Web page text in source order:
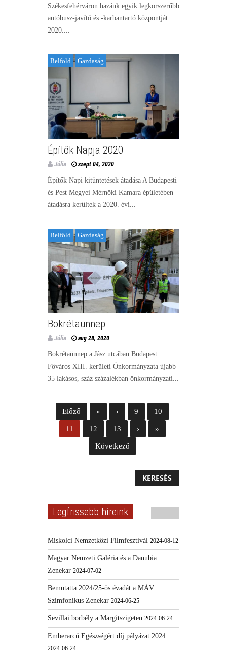
Székesfehérváron hazánk egyik legkorszerűbb
autóbusz-javító és -karbantartó központját
2020....
Belföld Gazdaság
Építők Napja 2020
Júlia szept 04, 2020
Építők Napi kitüntetések átadása A Budapesti
és Pest Megyei Mérnöki Kamara épületében
átadásra kerültek a 2020. évi...
Belföld Gazdaság
Bokrétaünnep
Júlia aug 28, 2020
Bokrétaünnep a Jász utcában Budapest
Főváros XIII. kerületi Önkormányzata újabb
35 lakásos, száz százalékban önkormányzati...
Előző « ‹ 9 10
11 12 13 › »
Következő
Legfrissebb híreink
Miskolci Nemzetközi Filmfesztivál 2024-08-12
Magyar Nemzeti Galéria és a Danubia
Zenekar 2024-07-02
Bemutatta 2024/25-ös évadát a MÁV
Szimfonikus Zenekar 2024-06-25
Sevillai borbély a Margitszigeten 2024-06-24
Emberarcú Egészségért díj pályázat 2024
2024-06-24